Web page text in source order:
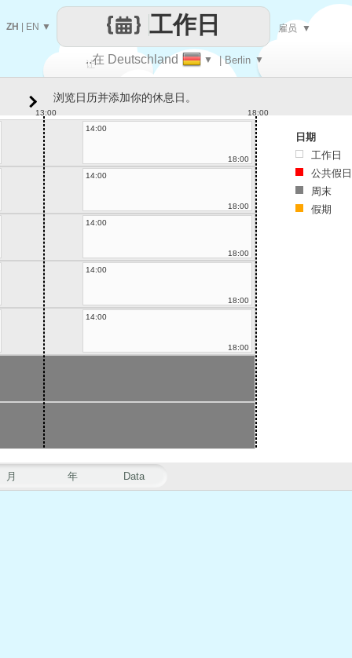
让
每一天
..在 Deutschland ▼ | Berlin ▼
工作日
ZH EN ▼ 雇员 ▼
月 年 Data
浏览日历并添加你的休息日。
13:00
18:00
14:00
18:00
14:00
18:00
14:00
18:00
14:00
18:00
14:00
18:00
日期
工作日
公共假日
周末
假期